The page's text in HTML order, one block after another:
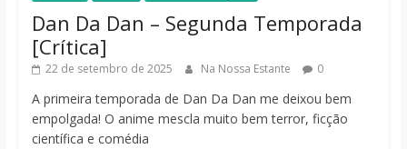
Dan Da Dan – Segunda Temporada
[Crítica]
22 de setembro de 2025 Na Nossa Estante 0
A primeira temporada de Dan Da Dan me deixou bem
empolgada! O anime mescla muito bem terror, ficção
científica e comédia